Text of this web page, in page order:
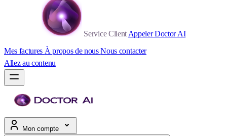
Service Client Appeler Doctor AI
Mes factures À propos de nousNous contacter
Allez au contenu
Mon compte